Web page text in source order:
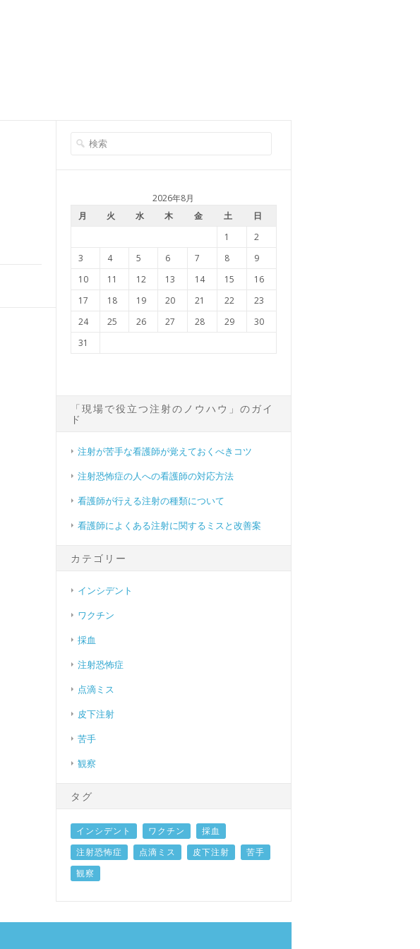
2026年8月
月
火 水 木 金 土
日
1
2
3
4 5 6 7 8
9
10
11 12 13 14 15
16
17
18 19 20 21 22
23
24
25 26 27 28 29
30
31
「現場で役立つ注射のノウハウ」のガイ
ド
注射が苦手な看護師が覚えておくべきコツ
注射恐怖症の人への看護師の対応方法
看護師が行える注射の種類について
看護師によくある注射に関するミスと改善案
カテゴリー
インシデント
ワクチン
採血
注射恐怖症
点滴ミス
皮下注射
苦手
観察
タグ
インシデント ワクチン
採血
注射恐怖症
点滴ミス 皮下注射
苦手
観察